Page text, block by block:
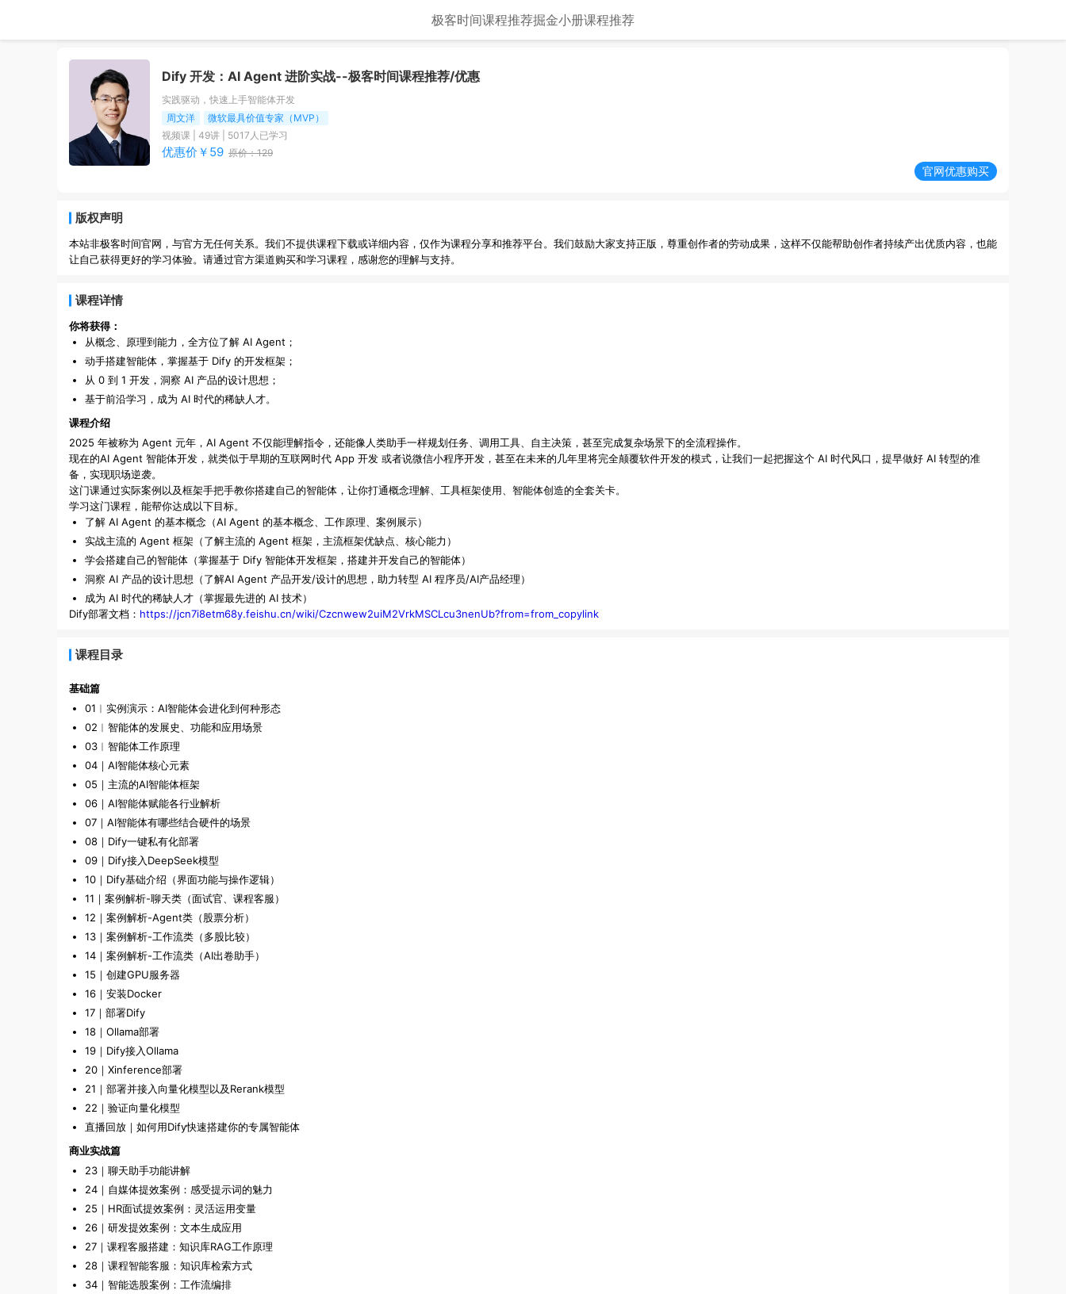
极客时间课程推荐掘金小册课程推荐
Dify 开发：AI Agent 进阶实战--极客时间课程推荐/优惠
实践驱动，快速上手智能体开发
周文洋
微软最具价值专家（MVP）
视频课
49讲 | 5017 人已学习
优惠价￥ 59 原价：129
官网优惠购买
版权声明
本站非极客时间官网，与官方无任何关系。我们不提供课程下载或详细内容，仅作为课程分享和推荐平台。我们鼓励大家支持正版，尊重创作者的劳动成果，这样不仅能帮助创作者持续产出优质内容，也能
让自己获得更好的学习体验。请通过官方渠道购买和学习课程，感谢您的理解与支持。
课程详情
你将获得：
从概念、原理到能力，全方位了解 AI Agent；
动手搭建智能体，掌握基于 Dify 的开发框架；
从 0 到 1 开发，洞察 AI 产品的设计思想；
基于前沿学习，成为 AI 时代的稀缺人才。
课程介绍
2025 年被称为 Agent 元年，AI Agent 不仅能理解指令，还能像人类助手一样规划任务、调用工具、自主决策，甚至完成复杂场景下的全流程操作。
现在的AI Agent 智能体开发，就类似于早期的互联网时代 App 开发 或者说微信小程序开发，甚至在未来的几年里将完全颠覆软件开发的模式，让我们一起把握这个 AI 时代风口，提早做好 AI 转型的准
备，实现职场逆袭。
这门课通过实际案例以及框架手把手教你搭建自己的智能体，让你打通概念理解、工具框架使用、智能体创造的全套关卡。
学习这门课程，能帮你达成以下目标。
了解 AI Agent 的基本概念（AI Agent 的基本概念、工作原理、案例展示）
实战主流的 Agent 框架（了解主流的 Agent 框架，主流框架优缺点、核心能力）
学会搭建自己的智能体（掌握基于 Dify 智能体开发框架，搭建并开发自己的智能体）
洞察 AI 产品的设计思想（了解AI Agent 产品开发/设计的思想，助力转型 AI 程序员/AI产品经理）
成为 AI 时代的稀缺人才（掌握最先进的 AI 技术）
Dify部署文档： https://jcn7i8etm68y.feishu.cn/wiki/Czcnwew2uiM2VrkMSCLcu3nenUb?from=from_copylink
课程目录
基础篇
01︱实例演示：AI智能体会进化到何种形态
02︱智能体的发展史、功能和应用场景
03︱智能体工作原理
04｜AI智能体核心元素
05｜主流的AI智能体框架
06｜AI智能体赋能各行业解析
07｜AI智能体有哪些结合硬件的场景
08｜Dify一键私有化部署
09｜Dify接入DeepSeek模型
10｜Dify基础介绍（界面功能与操作逻辑）
11｜案例解析-聊天类（面试官、课程客服）
12｜案例解析-Agent类（股票分析）
13｜案例解析-工作流类（多股比较）
14｜案例解析-工作流类（AI出卷助手）
15｜创建GPU服务器
16｜安装Docker
17｜部署Dify
18｜Ollama部署
19｜Dify接入Ollama
20｜Xinference部署
21｜部署并接入向量化模型以及Rerank模型
22｜验证向量化模型
直播回放｜如何用Dify快速搭建你的专属智能体
商业实战篇
23｜聊天助手功能讲解
24｜自媒体提效案例：感受提示词的魅力
25｜HR面试提效案例：灵活运用变量
26｜研发提效案例：文本生成应用
27｜课程客服搭建：知识库RAG工作原理
28｜课程智能客服：知识库检索方式
34｜智能选股案例：工作流编排